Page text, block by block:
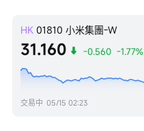
HK 01810 小米集團-W
31.160 -0.560 -1.77%
交易中 05/15 02:23